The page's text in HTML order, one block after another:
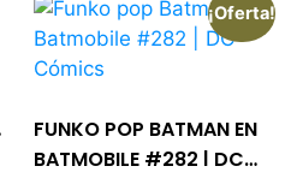
¡Oferta!
FUNKO POP BATMAN EN
BATMOBILE #282 | DC